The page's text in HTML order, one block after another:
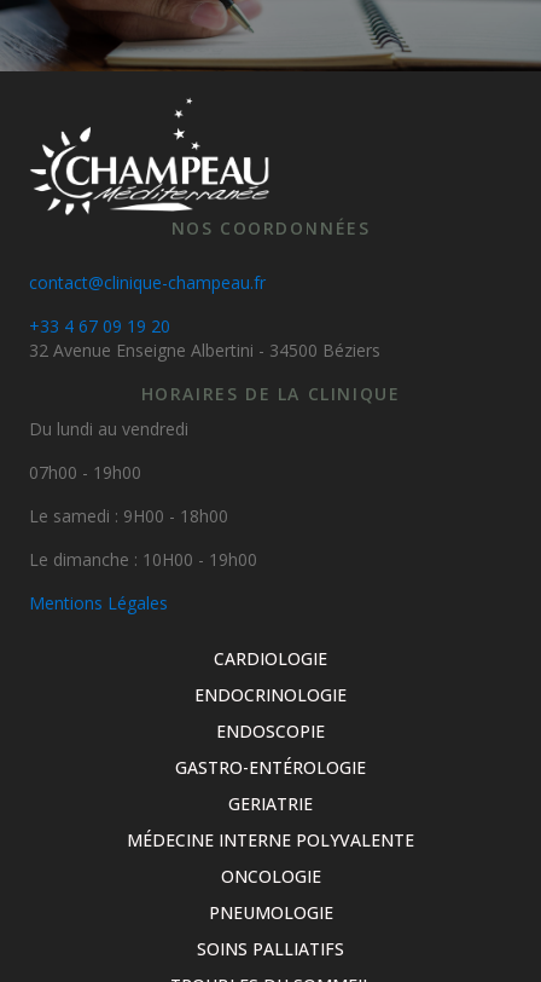
NOS COORDONNÉES
contact@clinique-champeau.fr
+33 4 67 09 19 20
32 Avenue Enseigne Albertini - 34500 Béziers
HORAIRES DE LA CLINIQUE
Du lundi au vendredi
07h00 - 19h00
Le samedi : 9H00 - 18h00
Le dimanche : 10H00 - 19h00
Mentions Légales
CARDIOLOGIE
ENDOCRINOLOGIE
ENDOSCOPIE
GASTRO-ENTÉROLOGIE
GERIATRIE
MÉDECINE INTERNE POLYVALENTE
ONCOLOGIE
PNEUMOLOGIE
SOINS PALLIATIFS